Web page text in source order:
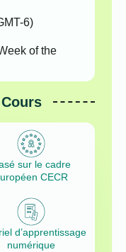
6)
of the
sur le cadre
CECR
d’apprentissage
numérique